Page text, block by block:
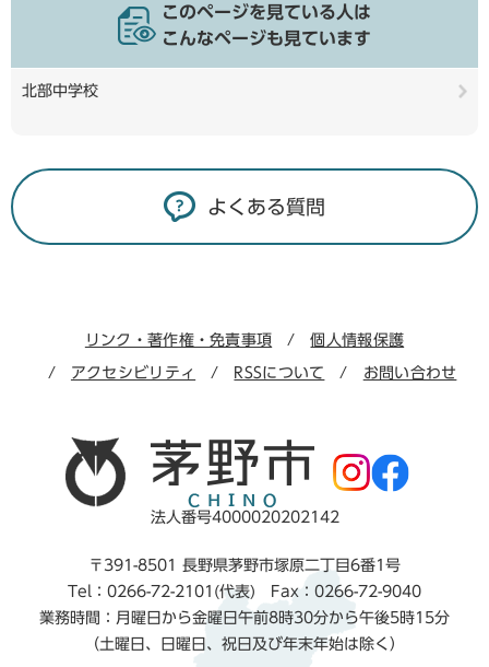
このページを見ている人は
こんなページも見ています
北部中学校
よくある質問
リンク・著作権・免責事項 個人情報保護
アクセシビリティ RSSについて お問い合わせ
法人番号4000020202142
〒391-8501 長野県茅野市塚原二丁目6番1号
Tel：0266-72-2101(代表) Fax：0266-72-9040
業務時間：月曜日から金曜日午前8時30分から午後5時15分
（土曜日、日曜日、祝日及び年末年始は除く）